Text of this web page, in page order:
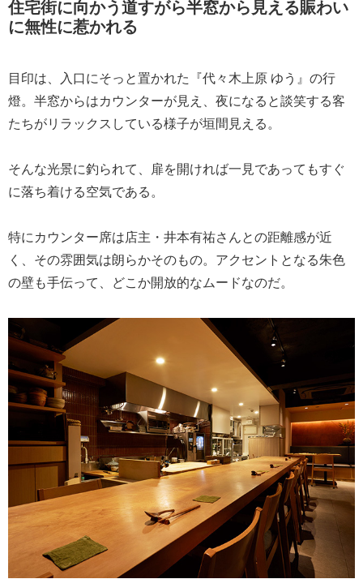
住宅街に向かう道すがら半窓から見える賑わい
に無性に惹かれる
目印は、入口にそっと置かれた『代々木上原 ゆう』の行
燈。半窓からはカウンターが見え、夜になると談笑する客
たちがリラックスしている様子が垣間見える。
そんな光景に釣られて、扉を開ければ一見であってもすぐ
に落ち着ける空気である。
特にカウンター席は店主・井本有祐さんとの距離感が近
く、その雰囲気は朗らかそのもの。アクセントとなる朱色
の壁も手伝って、どこか開放的なムードなのだ。